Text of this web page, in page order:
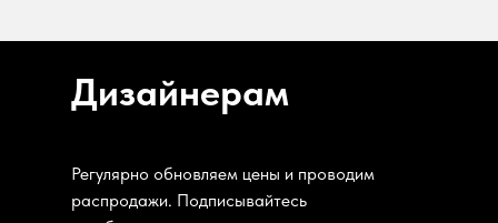
Дизайнерам
Регулярно обновляем цены и проводим
распродажи. Подписывайтесь